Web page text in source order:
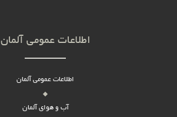
اطلاعات عمومی آلمان
اطلاعات عمومی آلمان
آب و هوای آلمان